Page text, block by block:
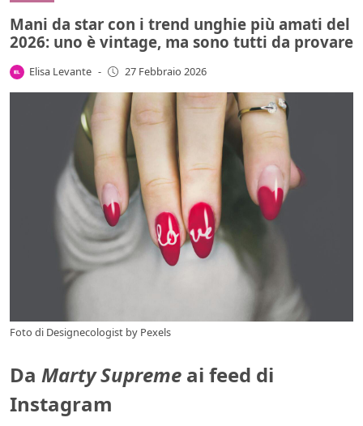
Mani da star con i trend unghie più amati del
2026: uno è vintage, ma sono tutti da provare
Elisa Levante - 27 Febbraio 2026
Foto di Designecologist by Pexels
Da Marty Supreme ai feed di
Instagram